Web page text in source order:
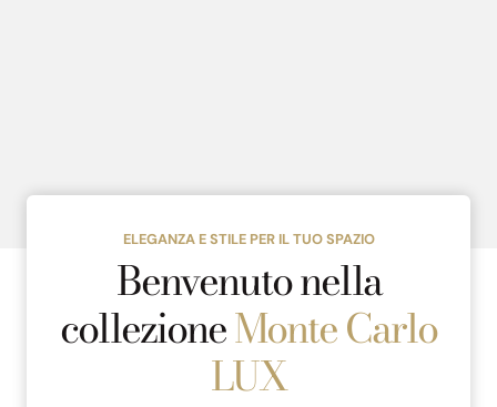
ELEGANZA E STILE PER IL TUO SPAZIO
Benvenuto nella
collezioneMonte Carlo
LUX